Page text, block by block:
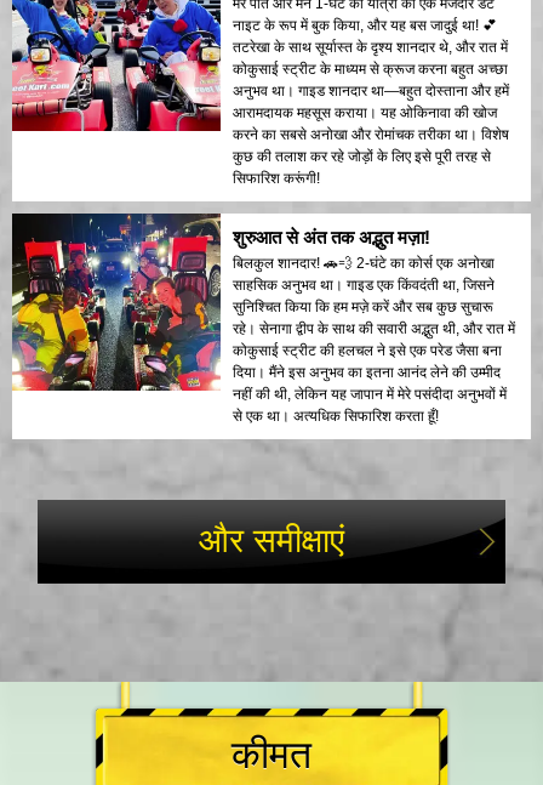
नाइट के रूप में बुक किया, और यह बस जादुई था! 💕
तटरेखा के साथ सूर्यास्त के दृश्य शानदार थे, और रात में
कोकुसाई स्ट्रीट के माध्यम से क्रूज करना बहुत अच्छा
अनुभव था। गाइड शानदार था—बहुत दोस्ताना और हमें
आरामदायक महसूस कराया। यह ओकिनावा की खोज
करने का सबसे अनोखा और रोमांचक तरीका था। विशेष
कुछ की तलाश कर रहे जोड़ों के लिए इसे पूरी तरह से
सिफारिश करूंगी!
शुरुआत से अंत तक अद्भुत मज़ा!
बिलकुल शानदार! 🚗💨 2-घंटे का कोर्स एक अनोखा
साहसिक अनुभव था। गाइड एक किंवदंती था, जिसने
सुनिश्चित किया कि हम मज़े करें और सब कुछ सुचारू
रहे। सेनागा द्वीप के साथ की सवारी अद्भुत थी, और रात में
कोकुसाई स्ट्रीट की हलचल ने इसे एक परेड जैसा बना
दिया। मैंने इस अनुभव का इतना आनंद लेने की उम्मीद
नहीं की थी, लेकिन यह जापान में मेरे पसंदीदा अनुभवों में
से एक था। अत्यधिक सिफारिश करता हूँ!
और समीक्षाएं
कीमत